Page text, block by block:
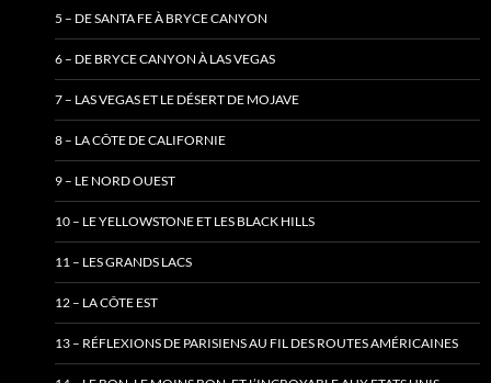
5 – DE SANTA FE À BRYCE CANYON
6 – DE BRYCE CANYON À LAS VEGAS
7 – LAS VEGAS ET LE DÉSERT DE MOJAVE
8 – LA CÔTE DE CALIFORNIE
9 – LE NORD OUEST
10 – LE YELLOWSTONE ET LES BLACK HILLS
11 – LES GRANDS LACS
12 – LA CÔTE EST
13 – RÉFLEXIONS DE PARISIENS AU FIL DES ROUTES AMÉRICAINES